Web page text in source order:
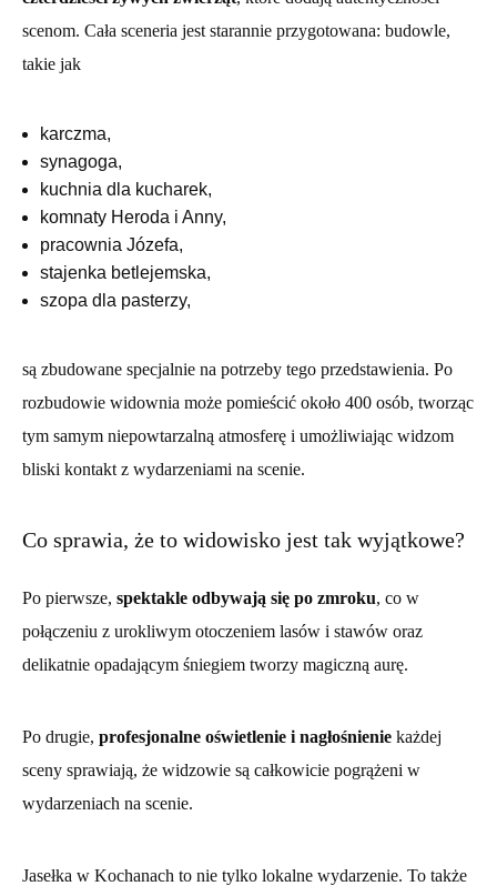
scenom. Cała sceneria jest starannie przygotowana: budowle,
takie jak
karczma,
synagoga,
kuchnia dla kucharek,
komnaty Heroda i Anny,
pracownia Józefa,
stajenka betlejemska,
szopa dla pasterzy,
są zbudowane specjalnie na potrzeby tego przedstawienia. Po
rozbudowie widownia może pomieścić około 400 osób, tworząc
tym samym niepowtarzalną atmosferę i umożliwiając widzom
bliski kontakt z wydarzeniami na scenie.
Co sprawia, że to widowisko jest tak wyjątkowe?
Po pierwsze, spektakle odbywają się po zmroku, co w
połączeniu z urokliwym otoczeniem lasów i stawów oraz
delikatnie opadającym śniegiem tworzy magiczną aurę.
Po drugie, profesjonalne oświetlenie i nagłośnienie każdej
sceny sprawiają, że widzowie są całkowicie pogrążeni w
wydarzeniach na scenie.
Jasełka w Kochanach to nie tylko lokalne wydarzenie. To także